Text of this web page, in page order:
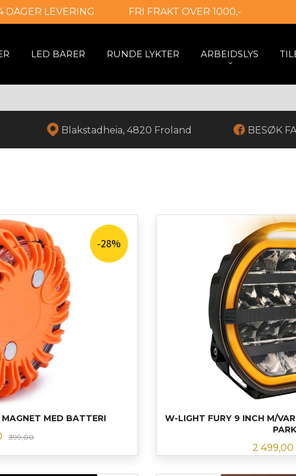
DAGER LEVERING FRI FRAKT OVER 1000,-
LED BARER RUNDE LYKTER ARBEIDSLYS
Blakstadheia, 4820 Froland BESØK
MED BATTERI
399,00Rabatt
-28%
W-LIGHT FURY 9 INCH M/
Tilbud
2 499,00